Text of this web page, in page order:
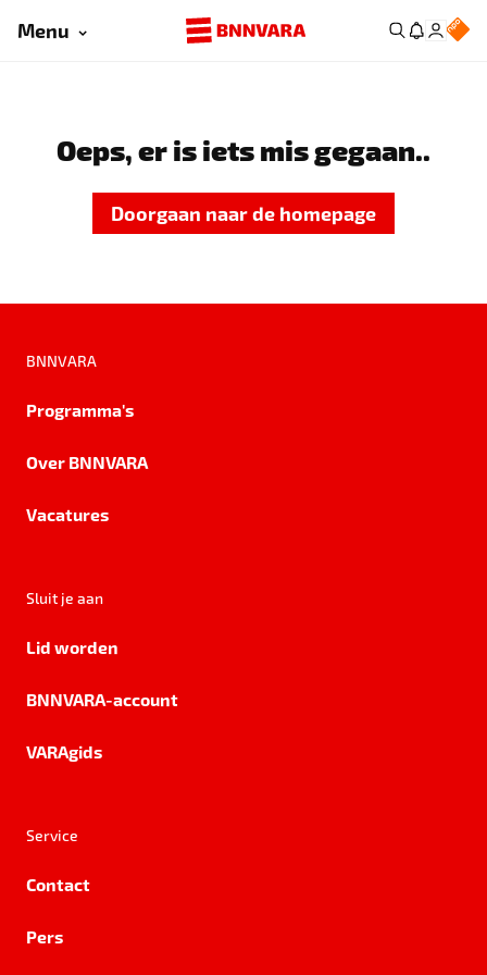
Menu
Oeps, er is iets mis gegaan..
Doorgaan naar de homepage
BNNVARA
Programma's
Over BNNVARA
Vacatures
Sluit je aan
Lid worden
BNNVARA-account
VARAgids
Service
Contact
Pers